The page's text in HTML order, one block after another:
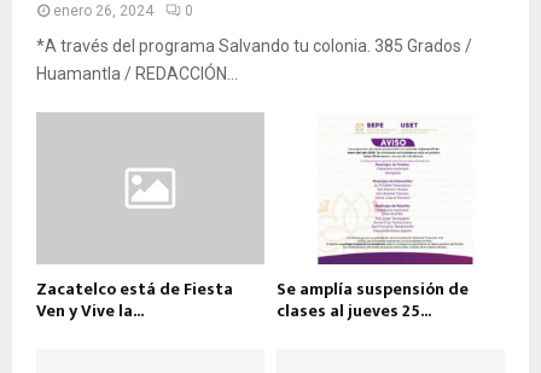
enero 26, 2024 0
*A través del programa Salvando tu colonia. 385 Grados /
Huamantla / REDACCIÓN...
Zacatelco está de Fiesta
Ven y Vive la...
Se amplía suspensión de
clases al jueves 25...